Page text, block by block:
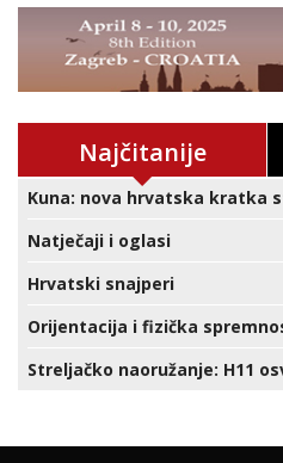
Najčitanije
Kuna: nova hrvatska kratka
Natječaji i oglasi
Hrvatski snajperi
Orijentacija i fizička
Streljačko naoružanje: H11